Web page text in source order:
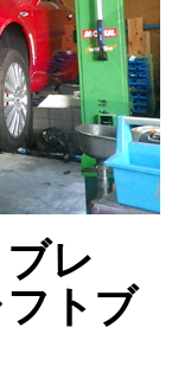
レ
トブ